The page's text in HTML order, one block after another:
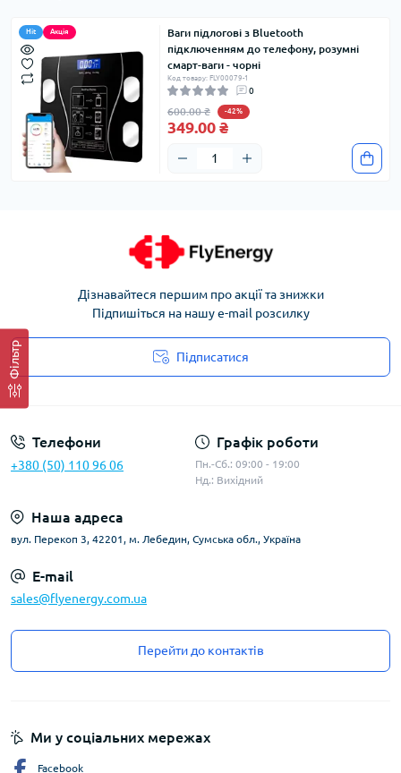
Фільтр
Hit Акція
Ваги підлогові з Bluetooth
підключенням до телефону, розумні
смарт-ваги - чорні
Код товару: FLY00079-1
0
600.00 ₴ -42%
349.00 ₴
Дізнавайтеся першим про акції та знижки
Підпишіться на нашу e-mail розсилку
Підписатися
Телефони
+380 (50) 110 96 06
Графік роботи
Пн.-Сб.: 09:00 - 19:00
Нд.: Вихідний
Наша адреса
вул. Перекоп 3, 42201, м. Лебедин, Сумська обл., Україна
E-mail
sales@flyenergy.com.ua
Перейти до контактів
Ми у соціальних мережах
Facebook